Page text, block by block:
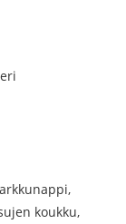
koukku,